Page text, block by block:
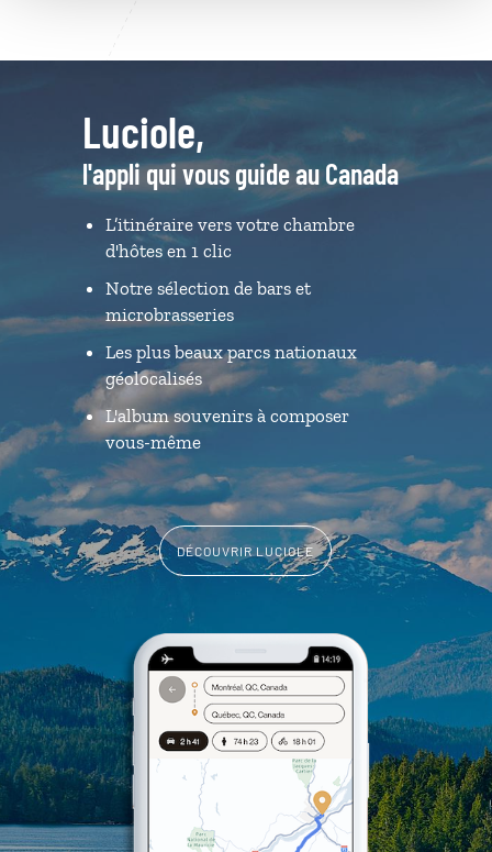
Luciole,
l'appli qui vous guide au Canada
L’itinéraire vers votre chambre
d'hôtes en 1 clic
Notre sélection de bars et
microbrasseries
Les plus beaux parcs nationaux
géolocalisés
L'album souvenirs à composer
vous-même
DÉCOUVRIR LUCIOLE